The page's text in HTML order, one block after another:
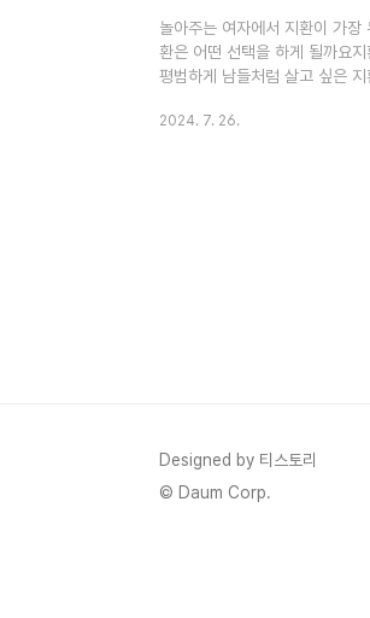
놀아주는 여자에서 지환이 가장
환은 어떤 선택을 하게 될까요
평범하게 남들처럼 살고 싶은
자 16회 (최종화) 줄거리놀아주
2024. 7. 26.
Designed by 티스토리
© Daum Corp.